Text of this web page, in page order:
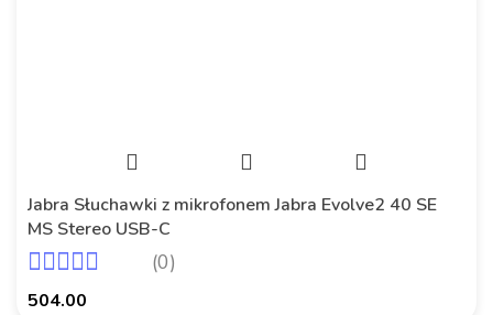
Jabra Słuchawki z mikrofonem Jabra Evolve2 40 SE
MS Stereo USB-C
(0)
504.00